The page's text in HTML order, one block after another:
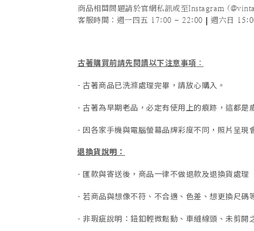
商品相關問題請於官網私訊或至Instagram
客服時間 ：週一四五 17:00 - 22:00 | 週六日
古著購買前請先閱讀以下注意事項 ：
- 古著商品已洗滌處理完畢，請放心購入。
- 古著為早期老品，必定有使用上的痕跡，這都是
- 因各家手機與電腦螢幕品牌彩度不同，照片呈現
退換貨說明：
- 匯款與寄送後，商品一律不做退款及退換貨處理
- 若商品與想像不符、不合適、色差、想更換尺碼
- 非瑕疵說明：鈕釦輕微鬆動、車縫線頭、未剪